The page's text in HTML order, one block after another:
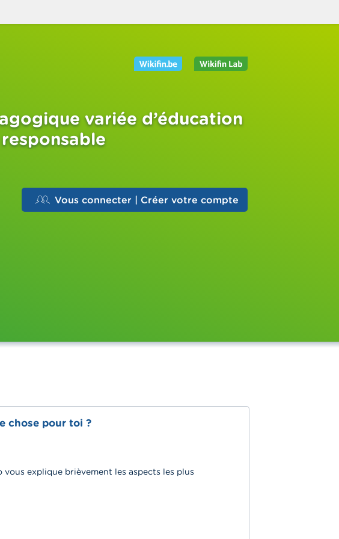
variée d’éducation
Vous connecter | Créer votre compte
chose pour toi ?
explique brièvement les aspects les plus